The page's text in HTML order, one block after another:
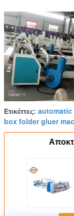
Ετικέττες:
box folder gluer